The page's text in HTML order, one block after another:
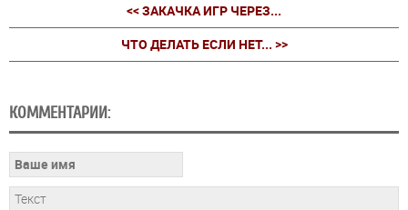
<< ЗАКАЧКА ИГР ЧЕРЕЗ...
ЧТО ДЕЛАТЬ ЕСЛИ НЕТ... >>
КОММЕНТАРИИ: